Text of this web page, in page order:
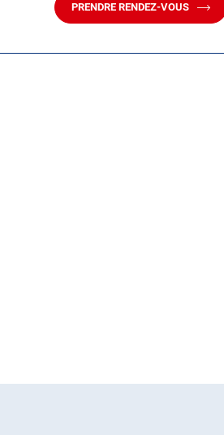
PRENDRE RENDEZ-VOUS
AVEC
LE
AUTOSUR